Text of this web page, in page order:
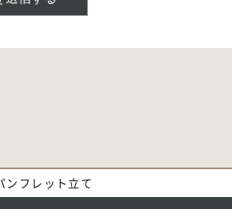
フレット立て